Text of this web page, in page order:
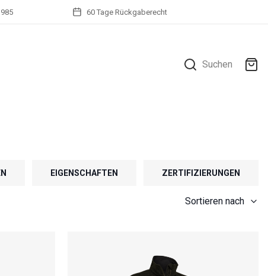
60 Tage Rückgaberecht
Suchen
EIGENSCHAFTEN ZERTIFIZIERUNGEN
Sortieren nach